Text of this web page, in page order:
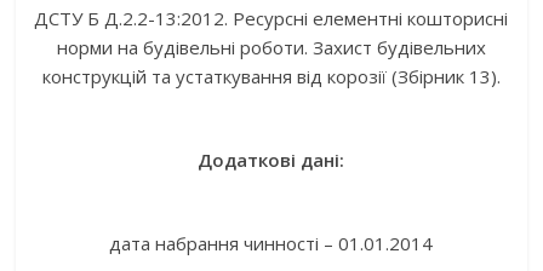
ДСТУ Б Д.2.2-13:2012. Ресурсні елементні кошторисні
норми на будівельні роботи. Захист будівельних
конструкцій та устаткування від корозії (Збірник 13).
Додаткові дані:
дата набрання чинності – 01.01.2014